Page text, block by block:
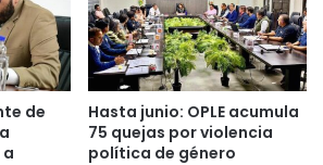
de
Hasta junio: OPLE acumula
75 quejas por violencia
política de género